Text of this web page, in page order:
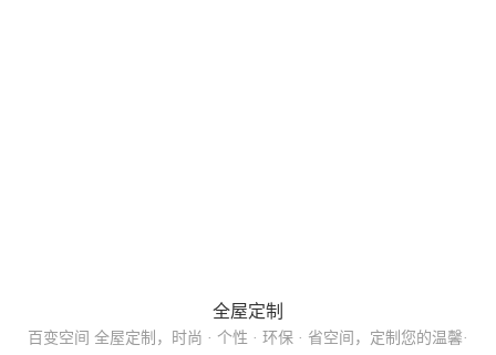
全屋定制
百变空间 全屋定制，时尚 · 个性 · 环保 · 省空间，定制您的温馨·